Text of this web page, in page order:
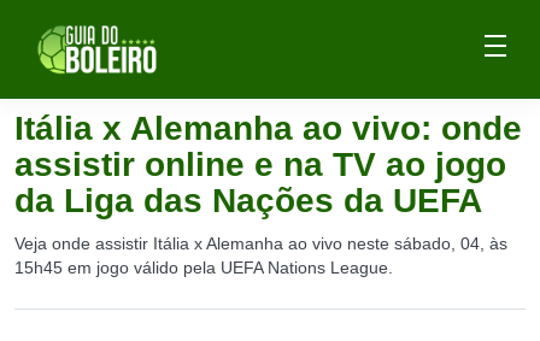
Itália x Alemanha ao vivo: onde
assistir online e na TV ao jogo
da Liga das Nações da UEFA
Veja onde assistir Itália x Alemanha ao vivo neste sábado, 04, às
15h45 em jogo válido pela UEFA Nations League.